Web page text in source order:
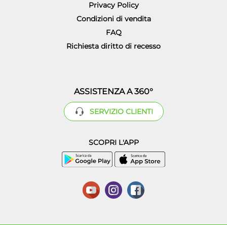
Privacy Policy
Condizioni di vendita
FAQ
Richiesta diritto di recesso
ASSISTENZA A 360°
SERVIZIO CLIENTI
SCOPRI L'APP